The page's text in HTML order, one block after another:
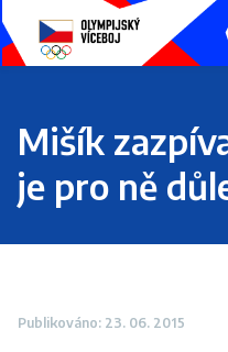
na
hlavní
obsah
Mišík
je pro ně
Publikováno: 23. 06. 2015